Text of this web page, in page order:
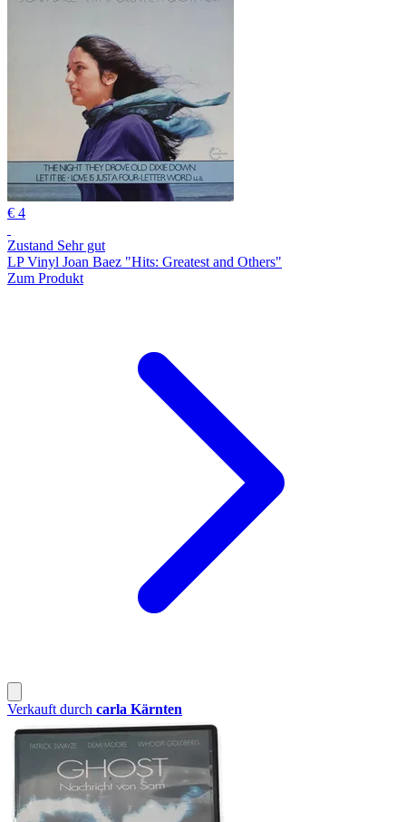
€ 4
Zustand Sehr gut
LP Vinyl Joan Baez "Hits: Greatest and Others"
Zum Produkt
Verkauft durch carla Kärnten